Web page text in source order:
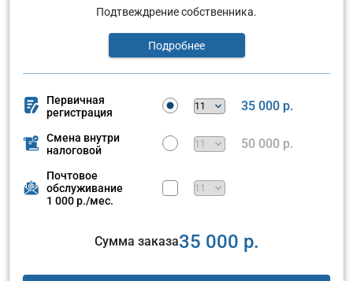
Подтвеждрение собственника.
Подробнее
Первичная
регистрация
35 000 р.
Смена внутри
налоговой
50 000 р.
Почтовое
обслуживание
1 000 р./мес.
Сумма заказа35 000 р.